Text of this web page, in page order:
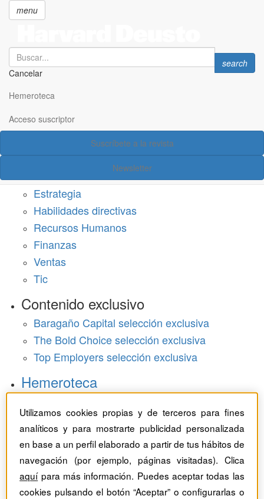
principal
menu
Search
Cancelar
Search
search
Hemeroteca
Acceso suscriptor
Suscríbete a la revista
Newsletter
Acceso suscriptor
Estrategia
Habilidades directivas
Recursos Humanos
Finanzas
Ventas
Tic
Contenido exclusivo
Baragaño Capital selección exclusiva
The Bold Choice selección exclusiva
Top Employers selección exclusiva
Hemeroteca
Monográficos
Dossieres
Revistas del mes
Utilizamos cookies propias y de terceros para fines
analíticos y para mostrarte publicidad personalizada
en base a un perfil elaborado a partir de tus hábitos de
navegación (por ejemplo, páginas visitadas). Clica
aquípara más información. Puedes aceptar todas las
cookies pulsando el botón “Aceptar” o configurarlas o